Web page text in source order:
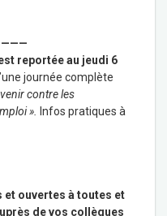
reportée au jeudi 6
journée complète
contre les
»
Infos pratiques à
ouvertes à toutes et
de vos collègues